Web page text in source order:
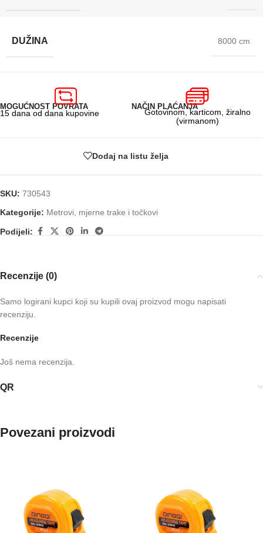
DUŽINA 8000 cm
MOGUĆNOST POVRATA
15 dana od dana kupovine
NAČIN PLAĆANJA
Gotovinom, karticom, žiralno
(virmanom)
Dodaj na listu želja
SKU: 730543
Kategorije: Metrovi, mjerne trake i točkovi
Podijeli:
Recenzije (0)
Recenzije
Još nema recenzija.
Samo logirani kupci koji su kupili ovaj proizvod mogu napisati
recenziju.
QR
Povezani proizvodi